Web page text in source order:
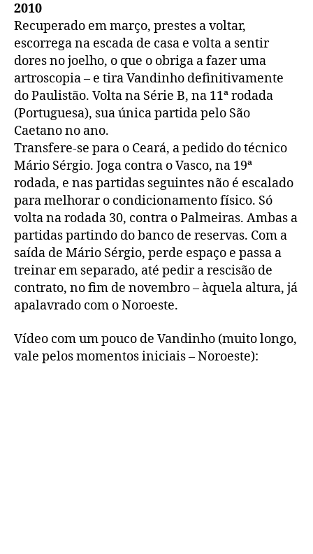
2010
Recuperado em março, prestes a voltar,
escorrega na escada de casa e volta a sentir
dores no joelho, o que o obriga a fazer uma
artroscopia – e tira Vandinho definitivamente
do Paulistão. Volta na Série B, na 11ª rodada
(Portuguesa), sua única partida pelo São
Caetano no ano.
Transfere-se para o Ceará, a pedido do técnico
Mário Sérgio. Joga contra o Vasco, na 19ª
rodada, e nas partidas seguintes não é escalado
para melhorar o condicionamento físico. Só
volta na rodada 30, contra o Palmeiras. Ambas a
partidas partindo do banco de reservas. Com a
saída de Mário Sérgio, perde espaço e passa a
treinar em separado, até pedir a rescisão de
contrato, no fim de novembro – àquela altura, já
apalavrado com o Noroeste.
Vídeo com um pouco de Vandinho (muito longo,
vale pelos momentos iniciais – Noroeste):